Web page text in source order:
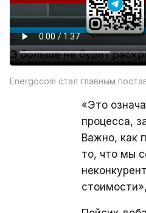
Energocom стал главным
«Это
процесса,
Важно, как
то, что мы